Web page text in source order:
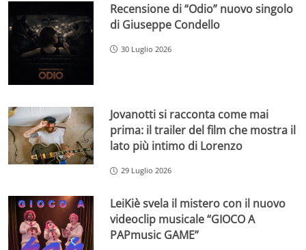
Recensione di “Odio” nuovo singolo
di Giuseppe Condello
30 Luglio 2026
Jovanotti si racconta come mai
prima: il trailer del film che mostra il
lato più intimo di Lorenzo
29 Luglio 2026
LeiKiè svela il mistero con il nuovo
videoclip musicale “GIOCO A
PAPmusic GAME”